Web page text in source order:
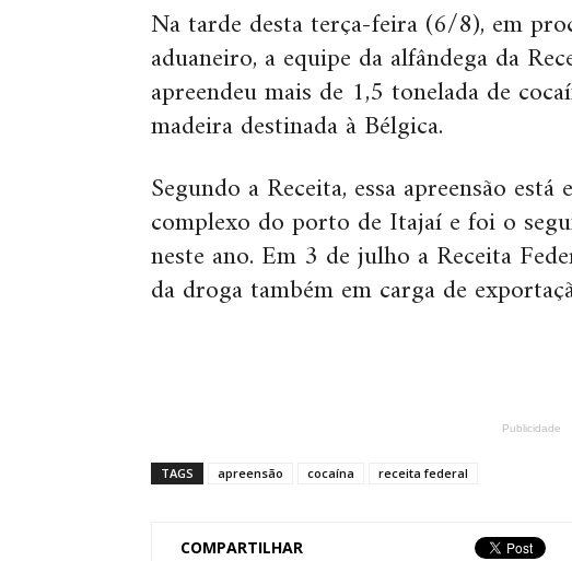
Na tarde desta terça-feira (6/8), em
aduaneiro, a equipe da alfândega da
apreendeu mais de 1,5 tonelada de
madeira destinada à Bélgica.
Segundo a Receita, essa apreensão
complexo do porto de Itajaí e foi o
neste ano. Em 3 de julho a Receita
da droga também em carga de
Publicidade
TAGS apreensão cocaína receita federal
COMPARTILHAR